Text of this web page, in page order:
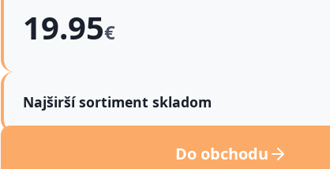
19.95€
Najširší sortiment skladom
Do obchodu